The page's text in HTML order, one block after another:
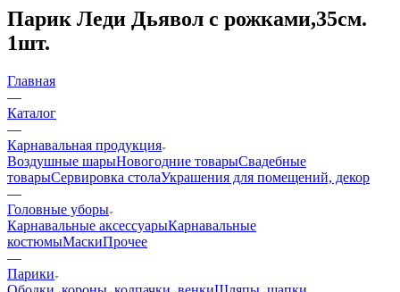
Парик Леди Дьявол с рожками,35см.
1шт.
Главная
—
Каталог
—
Карнавальная продукция
Воздушные шарыНовогодние товарыСвадебные
товарыСервировка столаУкрашения для помещений, декор
—
Головные уборы
Карнавальные аксессуарыКарнавальные
костюмыМаскиПрочее
—
Парики